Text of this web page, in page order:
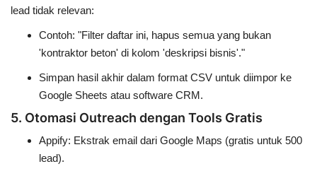
lead tidak relevan:
Contoh: "Filter daftar ini, hapus semua yang bukan
'kontraktor beton' di kolom 'deskripsi bisnis'."
Simpan hasil akhir dalam format CSV untuk diimpor ke
Google Sheets atau software CRM.
5. Otomasi Outreach dengan Tools Gratis
Appify: Ekstrak email dari Google Maps (gratis untuk 500
lead).